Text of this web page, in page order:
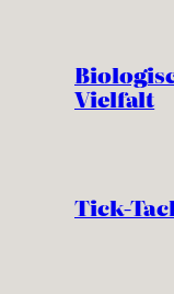
Vielfalt
Tick-